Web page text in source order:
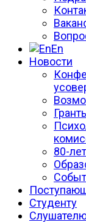
En
Новости
80-
Студенту